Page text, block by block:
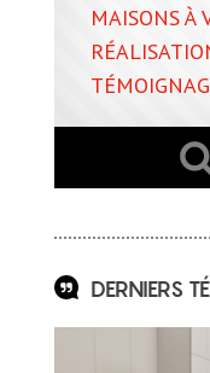
MAISONS À
DERNIERS